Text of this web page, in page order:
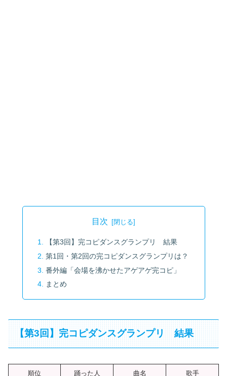
目次
【第3回】完コピダンスグランプリ 結果
第1回・第2回の完コピダンスグランプリは？
番外編「会場を沸かせたアゲアゲ完コピ」
まとめ
【第3回】完コピダンスグランプリ 結果
順位 踊った人 曲名 歌手